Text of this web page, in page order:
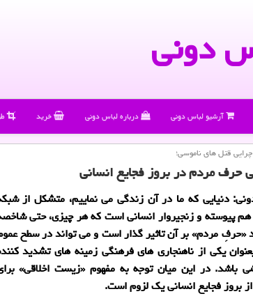
دونی
آرشیو لباس دونی درباره لباس دونی خرید
قتل های ناموسی؛
حرف مردم در بروز فجایع انسانی
دنیایی كه ما در آن زندگی می نماییم، متشكل از
پیوسته و زنجیروار انسانی است كه هر چیزی، حتی
«حرفِ مردم» بر آن تاثیر گذار است و می تواند در سطح
یكی از ناهنجاری های فرهنگی زمینه های تشدید
باشد. در این میان توجه به مفهوم «زیست اخلاقی»
بروز فجایع انسانی یك لزوم است.